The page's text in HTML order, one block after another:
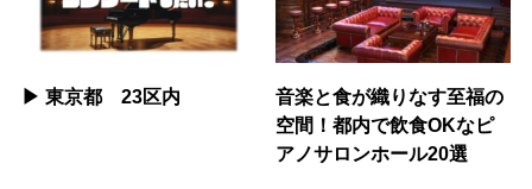
▶︎ 東京都 23区内
音楽と食が織りなす至福の
空間！都内で飲食OKなピ
アノサロンホール20選